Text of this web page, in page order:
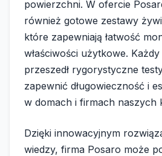
powierzchni. W ofercie
również gotowe zestawy
które zapewniają łatwość
właściwości użytkowe.
przeszedł rygorystyczne
zapewnić długowieczność i
w domach i firmach naszych
Dzięki innowacyjnym
wiedzy, firma Posaro może